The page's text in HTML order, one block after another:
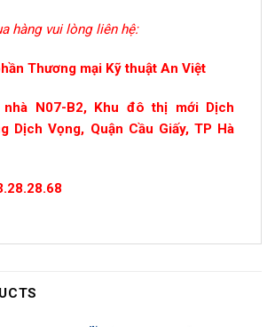
hàng vui lòng liên hệ:
Thương mại Kỹ thuật An Việt
N07-B2, Khu đô thị mới Dịch
Dịch Vọng, Quận Cầu Giấy, TP Hà